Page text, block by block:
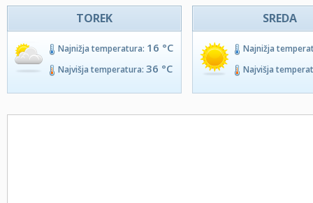
TOREK
Najnižja temperatura: 16 °C
Najvišja temperatura: 36 °C
SREDA
Najnižja
Najvišja